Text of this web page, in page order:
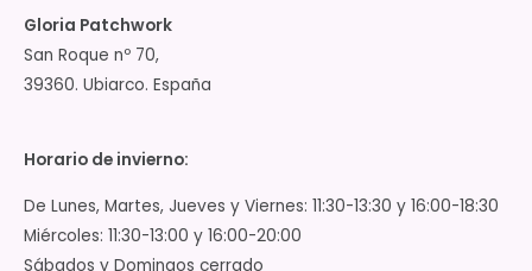
Gloria Patchwork
San Roque nº 70,
39360. Ubiarco. España
Horario de invierno:
De Lunes, Martes, Jueves y Viernes: 11:30-13:30 y 16:00-18:30
Miércoles: 11:30-13:00 y 16:00-20:00
Sábados y Domingos cerrado